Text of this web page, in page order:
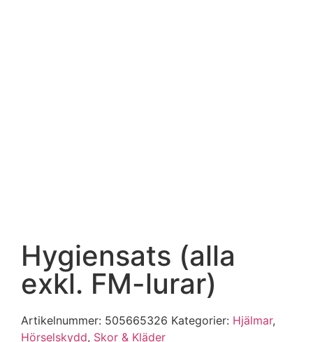
Hygiensats (alla
exkl. FM-lurar)
Artikelnummer: 505665326 Kategorier: Hjälmar,
Hörselskydd, Skor & Kläder